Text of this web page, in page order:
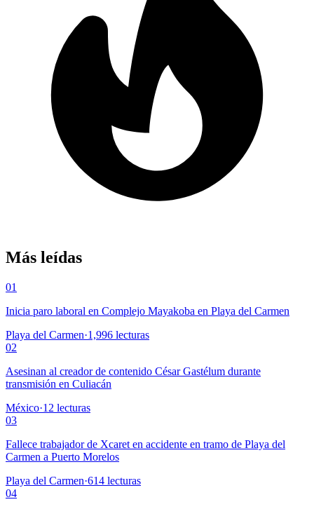
Más leídas
01
Inicia paro laboral en Complejo Mayakoba en Playa del Carmen
Playa del Carmen·1,996 lecturas
02
Asesinan al creador de contenido César Gastélum durante
transmisión en Culiacán
México·12 lecturas
03
Fallece trabajador de Xcaret en accidente en tramo de Playa del
Carmen a Puerto Morelos
Playa del Carmen·614 lecturas
04